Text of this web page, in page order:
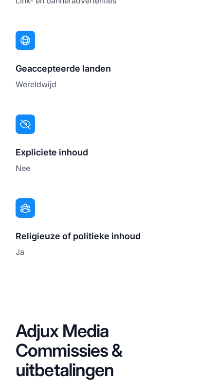
Geaccepteerde landen
Wereldwijd
Expliciete inhoud
Nee
Religieuze of politieke inhoud
Ja
Adjux Media
Commissies &
uitbetalingen